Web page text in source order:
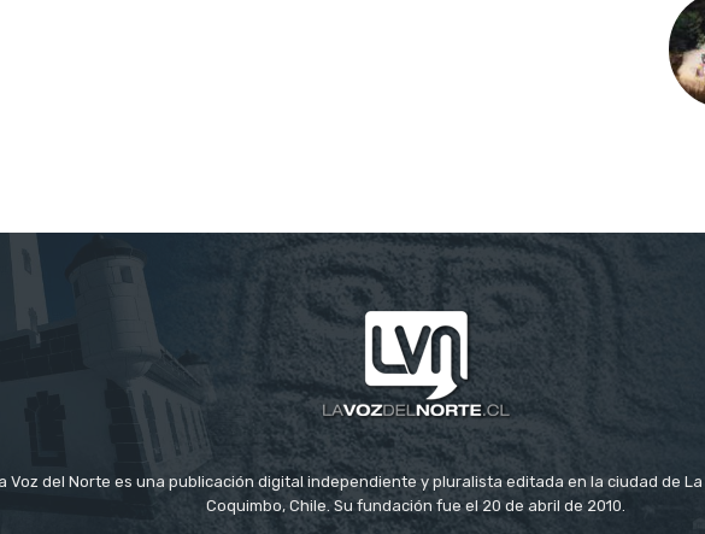
Voz del Norte es una publicación digital independiente y pluralista editada en la ciudad de La
Coquimbo, Chile. Su fundación fue el 20 de abril de 2010.